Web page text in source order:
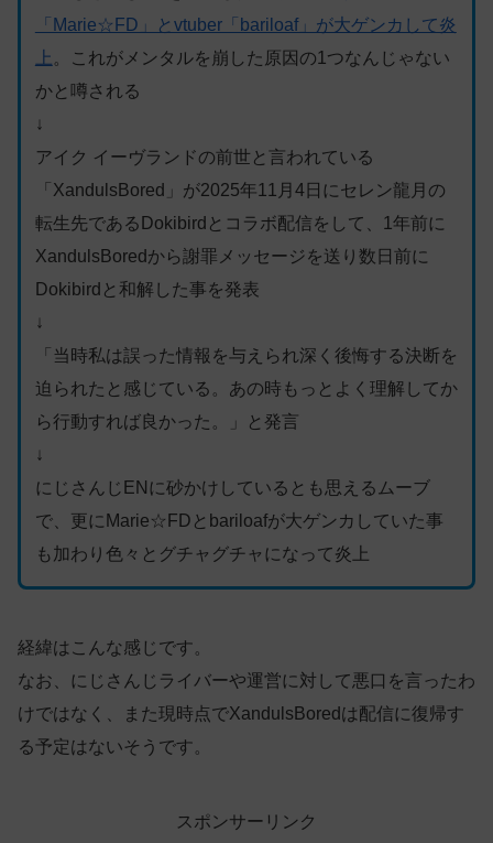
「Marie☆FD」とvtuber「bariloaf」が大ゲンカして炎
上 。これがメンタルを崩した原因の1つなんじゃない
かと噂される
↓
アイク イーヴランドの前世と言われている
「XandulsBored」が2025年11月4日にセレン龍月の
転生先であるDokibirdとコラボ配信をして、1年前に
XandulsBoredから謝罪メッセージを送り数日前に
Dokibirdと和解した事を発表
↓
「当時私は誤った情報を与えられ深く後悔する決断を
迫られたと感じている。あの時もっとよく理解してか
ら行動すれば良かった。」と発言
↓
にじさんじENに砂かけしているとも思えるムーブ
で、更にMarie☆FDとbariloafが大ゲンカしていた事
も加わり色々とグチャグチャになって炎上
経緯はこんな感じです。
なお、にじさんじライバーや運営に対して悪口を言ったわ
けではなく、また現時点でXandulsBoredは配信に復帰す
る予定はないそうです。
スポンサーリンク